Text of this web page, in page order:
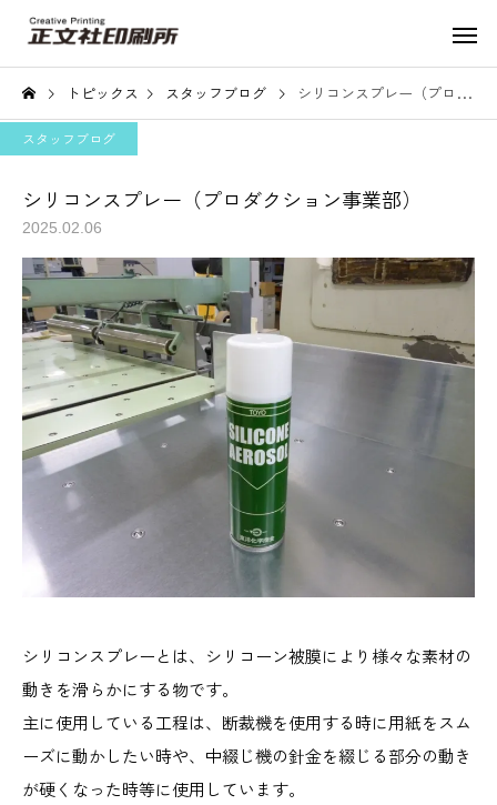
トピックス スタッフブログ シリコンスプレー（プロダクション事業部）
スタッフブログ
シリコンスプレー（プロダクション事業部）
2025.02.06
シリコンスプレーとは、シリコーン被膜により様々な素材の
動きを滑らかにする物です。
主に使用している工程は、断裁機を使用する時に用紙をスム
ーズに動かしたい時や、中綴じ機の針金を綴じる部分の動き
が硬くなった時等に使用しています。